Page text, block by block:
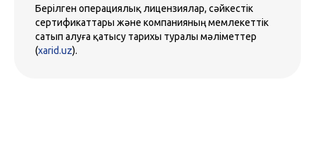
Берілген операциялық лицензиялар, сәйкестік
сертификаттары және компанияның мемлекеттік
сатып алуға қатысу тарихы туралы мәліметтер
(xarid.uz).